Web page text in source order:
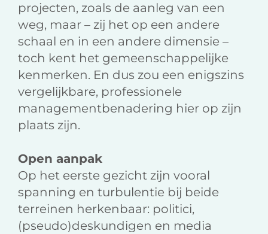
projecten, zoals de aanleg van een
weg, maar – zij het op een andere
schaal en in een andere dimensie –
toch kent het gemeenschappelijke
kenmerken. En dus zou een enigszins
vergelijkbare, professionele
managementbenadering hier op zijn
plaats zijn.
Open aanpak
Op het eerste gezicht zijn vooral
spanning en turbulentie bij beide
terreinen herkenbaar: politici,
(pseudo)deskundigen en media